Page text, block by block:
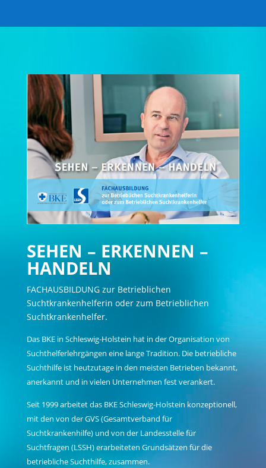
SEHEN – ERKENNEN –
HANDELN
FACHAUSBILDUNG zur Betrieblichen
Suchtkrankenhelferin oder zum Betrieblichen
Suchtkrankenhelfer.
Das BKE in Schleswig-Holstein hat in der Organisation von
Suchthelferlehrgängen eine lange Tradition. Die betriebliche
Suchthilfe ist heutzutage in den meisten Betrieben bekannt,
anerkannt und in vielen Unternehmen fest verankert.
Seit 1999 arbeitet das BKE Schleswig-Holstein konzeptionell,
mit den von der GVS (Gesamtverband für
Suchtkrankenhilfe) und von der Landesstelle für
Suchtfragen (LSSH) erarbeiteten Grundsätzen für die
betriebliche Suchthilfe, zusammen.